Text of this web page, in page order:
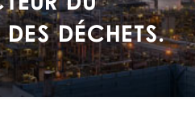
déchets.